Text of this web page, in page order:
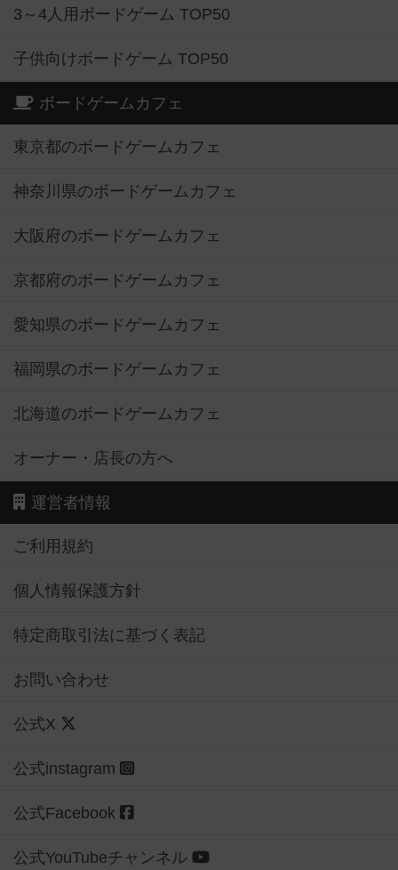
3～4人用ボードゲーム TOP50
子供向けボードゲーム TOP50
ボードゲームカフェ
東京都のボードゲームカフェ
神奈川県のボードゲームカフェ
大阪府のボードゲームカフェ
京都府のボードゲームカフェ
愛知県のボードゲームカフェ
福岡県のボードゲームカフェ
北海道のボードゲームカフェ
オーナー・店長の方へ
運営者情報
ご利用規約
個人情報保護方針
特定商取引法に基づく表記
お問い合わせ
公式X
公式instagram
公式Facebook
公式YouTubeチャンネル